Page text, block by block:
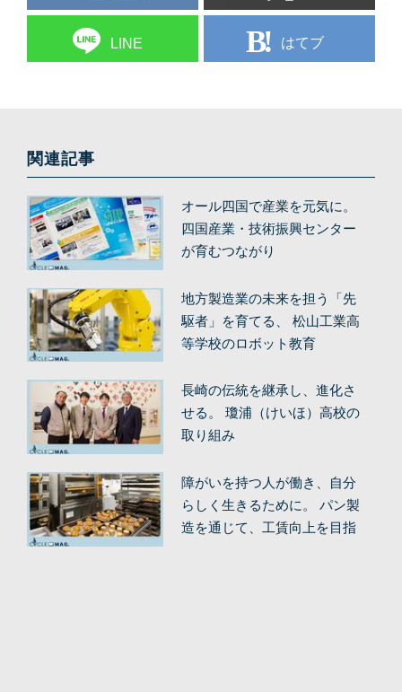
LINE はてブ
関連記事
オール四国で産業を元気に。
四国産業・技術振興センター
が育むつながり
地方製造業の未来を担う「先
駆者」を育てる、 松山工業高
等学校のロボット教育
長崎の伝統を継承し、進化さ
せる。 瓊浦（けいほ）高校の
取り組み
障がいを持つ人が働き、自分
らしく生きるために。 パン製
造を通じて、工賃向上を目指